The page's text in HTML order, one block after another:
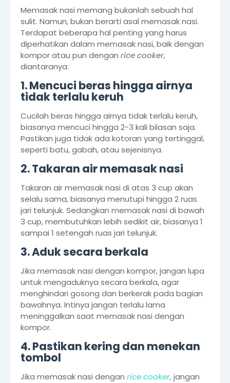
Memasak nasi memang bukanlah sebuah hal
sulit. Namun, bukan berarti asal memasak nasi.
Terdapat beberapa hal penting yang harus
diperhatikan dalam memasak nasi, baik dengan
kompor atau pun dengan rice cooker,
diantaranya:
1. Mencuci beras hingga airnya
tidak terlalu keruh
Cucilah beras hingga airnya tidak terlalu keruh,
biasanya mencuci hingga 2-3 kali bilasan saja.
Pastikan juga tidak ada kotoran yang tertinggal,
seperti batu, gabah, atau sejenisnya.
2. Takaran air memasak nasi
Takaran air memasak nasi di atas 3 cup akan
selalu sama, biasanya menutupi hingga 2 ruas
jari telunjuk. Sedangkan memasak nasi di bawah
3 cup, membutuhkan lebih sedikit air, biasanya 1
sampai 1 setengah ruas jari telunjuk.
3. Aduk secara berkala
Jika memasak nasi dengan kompor, jangan lupa
untuk mengaduknya secara berkala, agar
menghindari gosong dan berkerak pada bagian
bawahnya. Intinya jangan terlalu lama
meninggalkan saat memasak nasi dengan
kompor.
4. Pastikan kering dan menekan
tombol
Jika memasak nasi dengan rice cooker, jangan